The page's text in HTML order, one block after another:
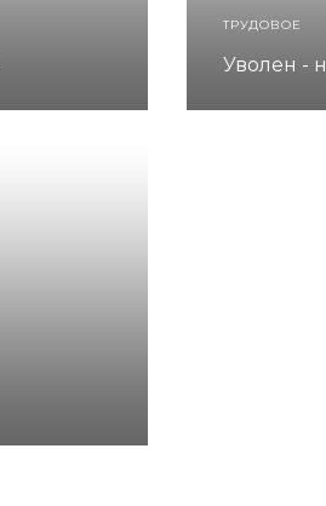
ТРУДОВОЕ
Уволен -